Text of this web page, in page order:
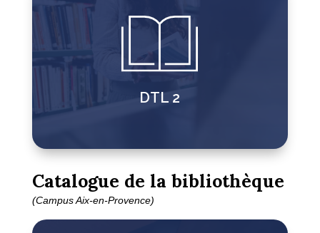
DTL 2
Catalogue de la bibliothèque
(Campus Aix-en-Provence)